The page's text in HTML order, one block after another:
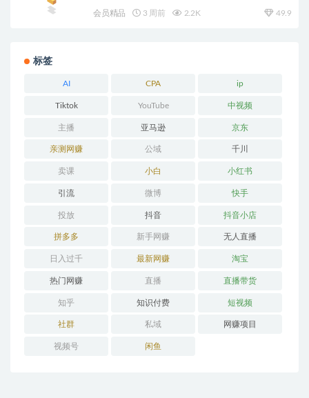
会员精品 3 周前 2.2K 49.9
标签
AI CPA ip
Tiktok YouTube 中视频
主播 亚马逊 京东
亲测网赚 公域 千川
卖课 小白 小红书
引流 微博 快手
投放 抖音 抖音小店
拼多多 新手网赚 无人直播
日入过千 最新网赚 淘宝
热门网赚 直播 直播带货
知乎 知识付费 短视频
社群 私域 网赚项目
视频号 闲鱼